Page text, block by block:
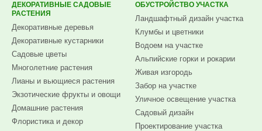
ДЕКОРАТИВНЫЕ САДОВЫЕ
РАСТЕНИЯ
Декоративные деревья
Декоративные кустарники
Садовые цветы
Многолетние растения
Лианы и вьющиеся растения
Экзотические фрукты и овощи
Домашние растения
Флористика и декор
ОБУСТРОЙСТВО УЧАСТКА
Ландшафтный дизайн участка
Клумбы и цветники
Водоем на участке
Альпийские горки и рокарии
Живая изгородь
Забор на участке
Уличное освещение участка
Садовый дизайн
Проектирование участка